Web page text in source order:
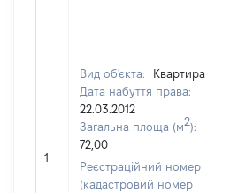
1
Вид об'єкта:
Квартира
Дата набуття права:
22.03.2012
Загальна площа (м2):
72,00
Реєстраційний номер
(кадастровий номер